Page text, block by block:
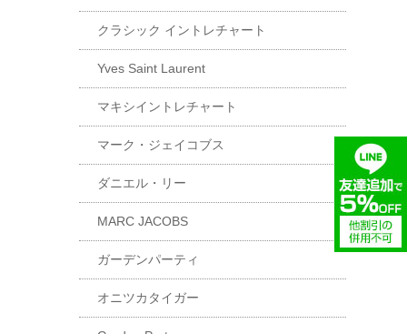
クラシック イントレチャート
Yves Saint Laurent
マキシイントレチャート
マーク・ジェイコブス
ダニエル・リー
MARC JACOBS
ガーデンパーティ
オニツカタイガー